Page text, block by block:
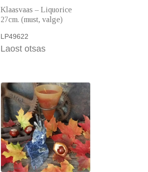
Klaasvaas – Liquorice
27cm. (must, valge)
LP49622
Laost otsas